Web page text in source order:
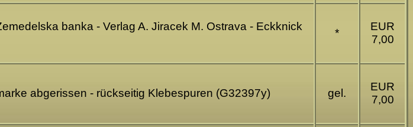
banka - Verlag A. Jiracek M. Ostrava - Eckknick
*
EUR
7,00
abgerissen - rückseitig Klebespuren (G32397y) gel.
EUR
7,00